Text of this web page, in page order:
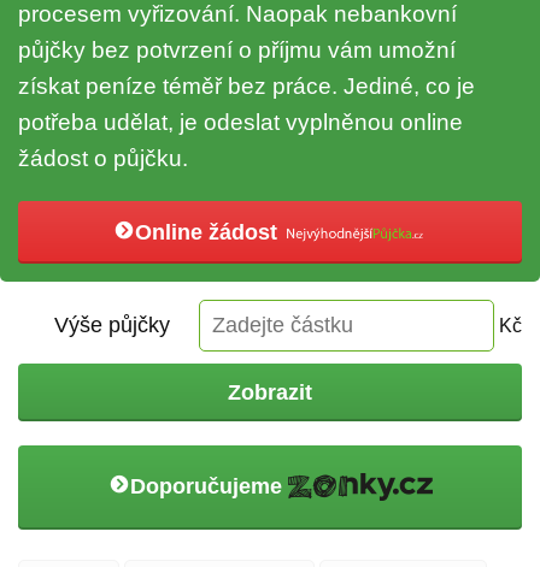
procesem vyřizování. Naopak nebankovní
půjčky bez potvrzení o příjmu vám umožní
získat peníze téměř bez práce. Jediné, co je
potřeba udělat, je odeslat vyplněnou online
žádost o půjčku.
Online žádost
Výše půjčky Kč
Zobrazit
Doporučujeme